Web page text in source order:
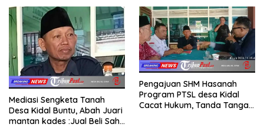
Mediasi Sengketa Tanah
Desa Kidal Buntu, Abah Juari
mantan kades :Jual Beli Sah,
Pengajuan SHM Hasanah
Program PTSL desa Kidal
Cacat Hukum, Tanda Tangan